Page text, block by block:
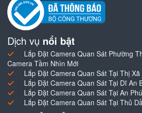
Dịch vụ nổi bật
Lắp Đặt Camera Quan Sát Phường
Camera Tầm Nhìn Mới
Lắp Đặt Camera Quan Sát Tại Thị
Lắp Đặt Camera Quan Sát Tại Dĩ An
Lắp Đặt Camera Quan Sát Tại An
Lắp Đặt Camera Quan Sát Tại Thủ